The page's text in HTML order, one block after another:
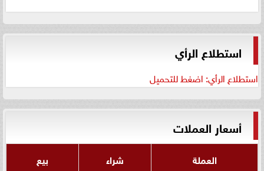
استطلاع الرأي
استطلاع الرأي: اضغط للتحميل
أسعار العملات
العملة شراء بيع